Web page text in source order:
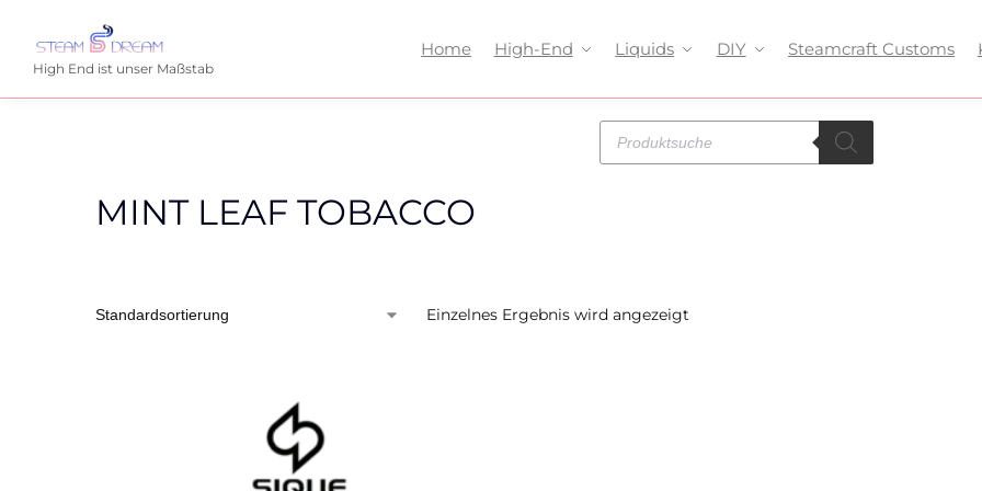
High End ist unser Maßstab
Home High-End Liquids DIY Steamcraft Customs
MINT LEAF TOBACCO
Einzelnes Ergebnis wird angezeigt